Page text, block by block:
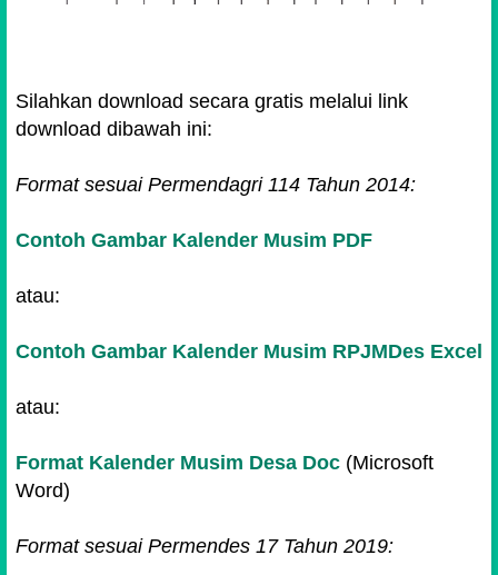
Silahkan download secara gratis melalui link
download dibawah ini:
Format sesuai Permendagri 114 Tahun 2014:
Contoh Gambar Kalender Musim PDF
atau:
Contoh Gambar Kalender Musim RPJMDes Excel
atau:
Format Kalender Musim Desa Doc (Microsoft
Word)
Format sesuai Permendes 17 Tahun 2019: